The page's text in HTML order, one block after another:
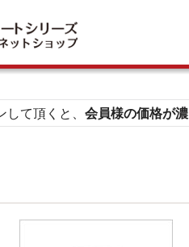
して頂くと、 会員様の価格が